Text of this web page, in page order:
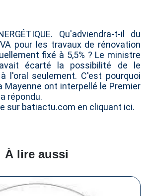
Qu'adviendra-t-il du
pour les travaux de rénovation
fixé à 5,5% ? Le ministre
écarté la possibilité de le
l'oral seulement. C'est pourquoi
Mayenne ont interpellé le Premier
répondu.
sur batiactu.com en cliquant ici.
À lire aussi